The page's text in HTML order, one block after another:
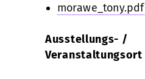
morawe_tony.pdf
Ausstellungs- /
Veranstaltungsort